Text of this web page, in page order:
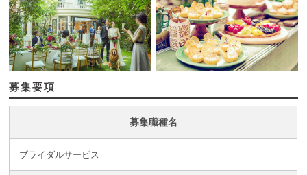
募集要項
募集職種名
ブライダルサービス